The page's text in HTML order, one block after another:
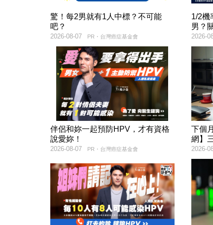
驚！每2男就有1人中標？不可能
吧？
PR・台灣癌症基金會
2026-08-07
1/2機
男？
2026-
伴侶和妳一起預防HPV，才有資格
說愛妳！
PR・台灣癌症基金會
2026-08-07
下個
網】
2026-